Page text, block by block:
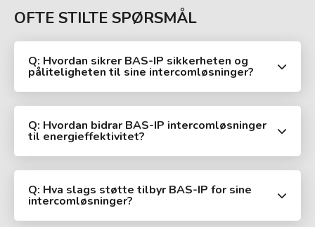
OFTE STILTE SPØRSMÅL
Q: Hvordan sikrer BAS-IP sikkerheten og
påliteligheten til sine intercomløsninger?
Q: Hvordan bidrar BAS-IP intercomløsninger
til energieffektivitet?
Q: Hva slags støtte tilbyr BAS-IP for sine
intercomløsninger?